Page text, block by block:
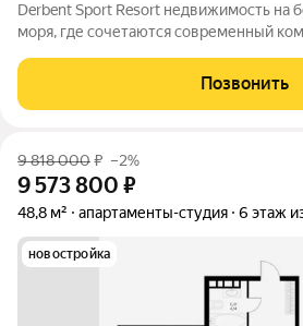
Derbent Sport Resort недвижимость на берегу Каспийского
моря, где сочетаются современный
учитывают все потребности
Позвонить
9 818 000₽ –2%
9 573 800 ₽
48,8 м² апартаменты-студия 6 этаж
новостройка